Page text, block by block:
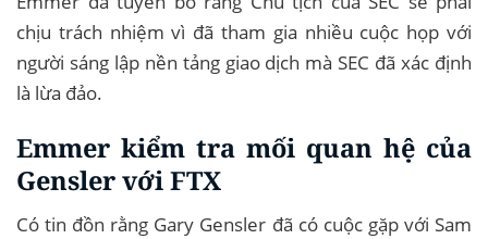
chịu trách nhiệm vì đã tham gia nhiều cuộc họp với
người sáng lập nền tảng giao dịch mà SEC đã xác định
là lừa đảo.
Emmer kiểm tra mối quan hệ của
Gensler với FTX
Có tin đồn rằng Gary Gensler đã có cuộc gặp với Sam